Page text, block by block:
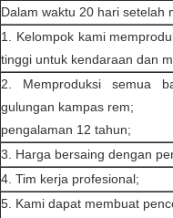
Dalam waktu 20 hari setelah
1. Kelompok kami
tinggi untuk kendaraan dan
2. Memproduksi semua
gulungan kampas rem;
pengalaman 12 tahun;
3. Harga bersaing dengan
4. Tim kerja profesional;
5. Kami dapat membuat